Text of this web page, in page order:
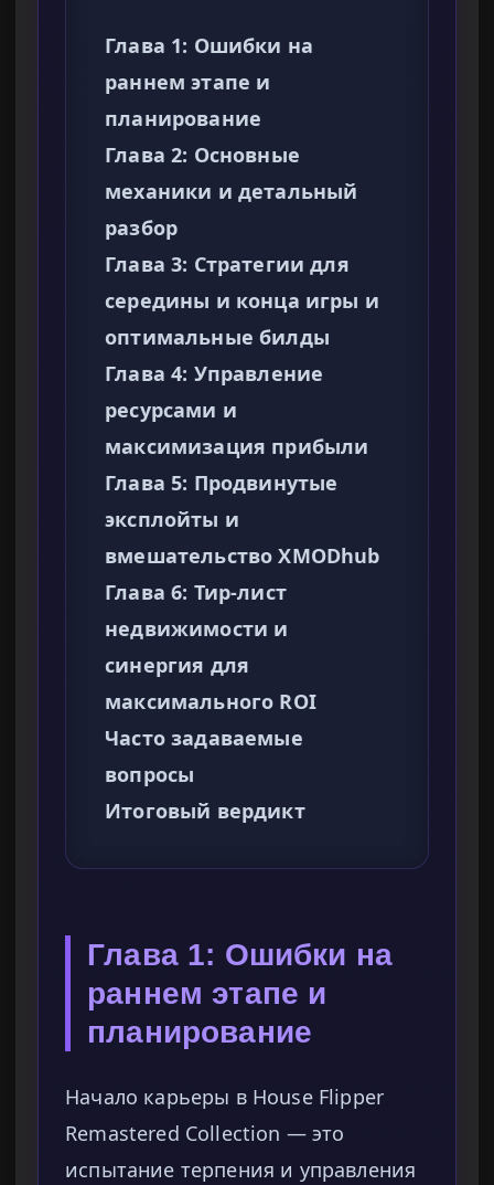
Глава 1: Ошибки на
раннем этапе и
планирование
Глава 2: Основные
механики и детальный
разбор
Глава 3: Стратегии для
середины и конца игры и
оптимальные билды
Глава 4: Управление
ресурсами и
максимизация прибыли
Глава 5: Продвинутые
эксплойты и
вмешательство XMODhub
Глава 6: Тир-лист
недвижимости и
синергия для
максимального ROI
Часто задаваемые
вопросы
Итоговый вердикт
Глава 1: Ошибки на
раннем этапе и
планирование
Начало карьеры в House Flipper
Remastered Collection — это
испытание терпения и управления